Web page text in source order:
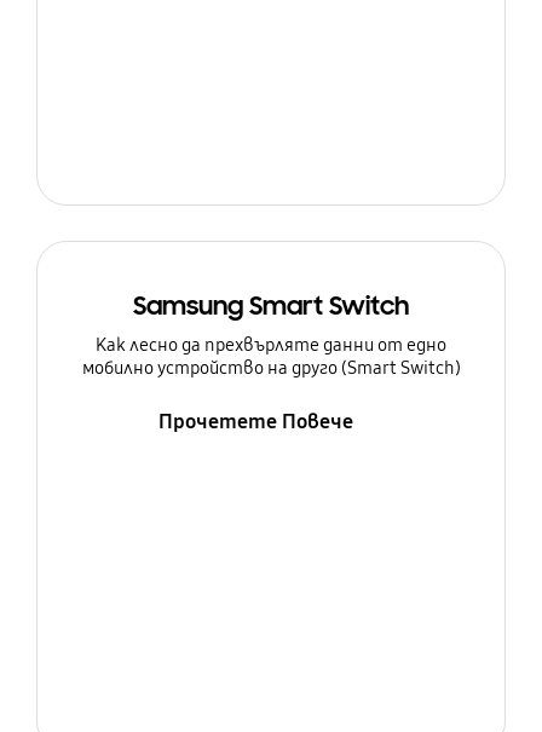
Samsung Smart Switch
Как лесно да прехвърляте данни от едно
мобилно устройство на друго (Smart Switch)
Прочетете Повече